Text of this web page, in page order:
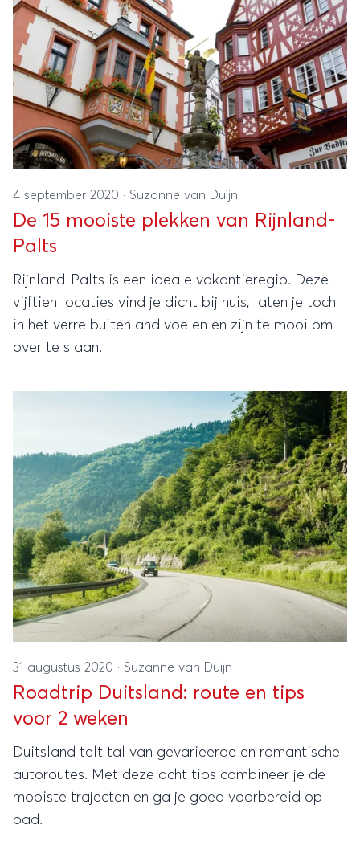
4 september 2020 · Suzanne van Duijn
De 15 mooiste plekken van Rijnland-
Palts
Rijnland-Palts is een ideale vakantieregio. Deze
vijftien locaties vind je dicht bij huis, laten je toch
in het verre buitenland voelen en zijn te mooi om
over te slaan.
31 augustus 2020 · Suzanne van Duijn
Roadtrip Duitsland: route en tips
voor 2 weken
Duitsland telt tal van gevarieerde en romantische
autoroutes. Met deze acht tips combineer je de
mooiste trajecten en ga je goed voorbereid op
pad.